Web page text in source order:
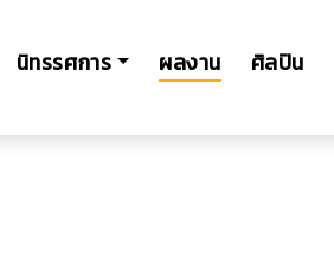
นิทรรศการ ผลงาน ศิลปิน